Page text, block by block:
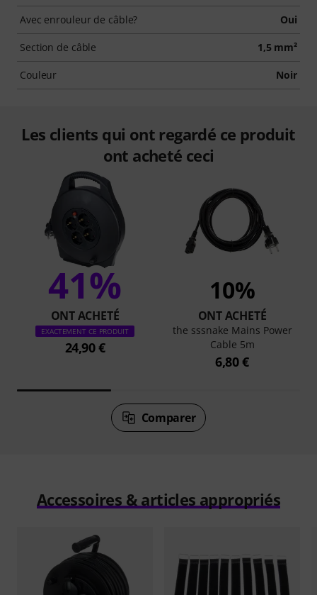
Avec enrouleur de câble? Oui
Section de câble 1,5 mm²
Couleur Noir
Les clients qui ont regardé ce produit
ont acheté ceci
41%
ONT ACHETÉ
EXACTEMENT CE PRODUIT
24,90 €
10%
ONT ACHETÉ
the sssnake Mains Power
Cable 5m
6,80 €
Comparer
Accessoires & articles appropriés